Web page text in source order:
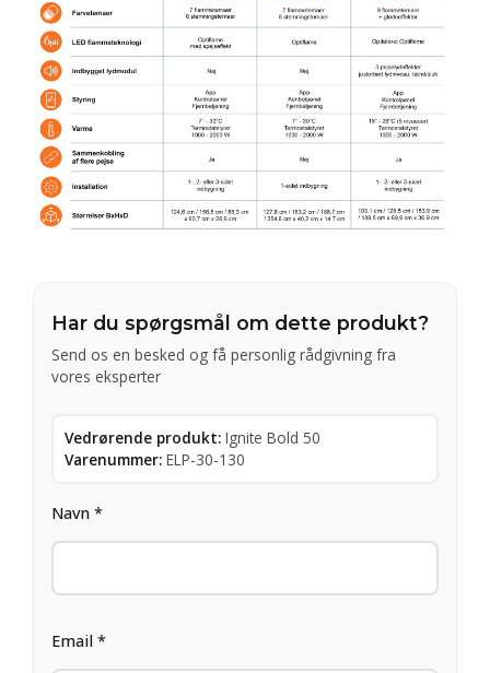
Har du spørgsmål om dette produkt?
Send os en besked og få personlig rådgivning fra
vores eksperter
Vedrørende produkt: Ignite Bold 50
Varenummer: ELP-30-130
Navn *
Email *